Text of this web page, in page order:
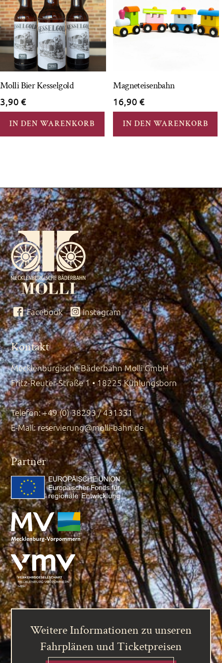
Molli Bier Kesselgold
3,90 €
IN DEN WARENKORB
Magneteisenbahn
16,90€
IN DEN WARENKORB
Facebook Instagram
Kontakt
Mecklenburgische Bäderbahn Molli GmbH
Fritz-Reuter-Straße 1 • 18225 Kühlungsborn
Telefon: +49 (0) 38293 / 431331
E-Mail:reservierung@molli-bahn.de
Partner
Weitere Informationen zu unseren
Fahrplänen und Ticketpreisen